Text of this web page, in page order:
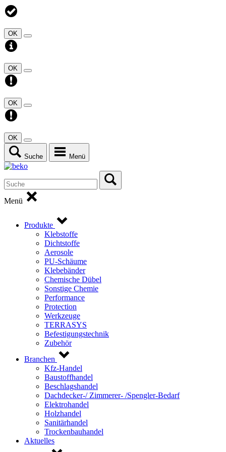
OK
OK
OK
OK
Suche Menü
Menü
Produkte
Klebstoffe
Dichtstoffe
Aerosole
PU-Schäume
Klebebänder
Chemische Dübel
Sonstige Chemie
Performance
Protection
Werkzeuge
TERRASYS
Befestigungstechnik
Zubehör
Branchen
Kfz-Handel
Baustoffhandel
Beschlagshandel
Dachdecker-/ Zimmerer- /Spengler-Bedarf
Elektrohandel
Holzhandel
Sanitärhandel
Trockenbauhandel
Aktuelles